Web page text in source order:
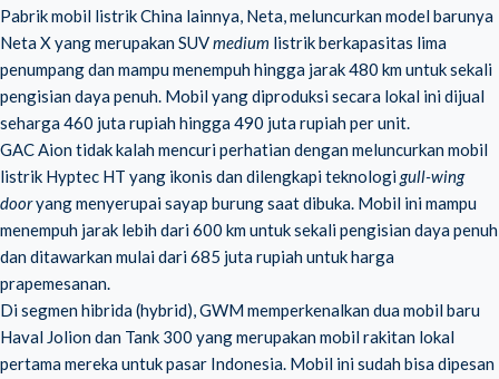
Pabrik mobil listrik China lainnya, Neta, meluncurkan model barunya
Neta X yang merupakan SUVmedium listrik berkapasitas lima
penumpang dan mampu menempuh hingga jarak 480 km untuk sekali
pengisian daya penuh. Mobil yang diproduksi secara lokal ini dijual
seharga 460 juta rupiah hingga 490 juta rupiah per unit.
GAC Aion tidak kalah mencuri perhatian dengan meluncurkan mobil
listrik Hyptec HT yang ikonis dan dilengkapi teknologigull-wing
dooryang menyerupai sayap burung saat dibuka. Mobil ini mampu
menempuh jarak lebih dari 600 km untuk sekali pengisian daya penuh
dan ditawarkan mulai dari 685 juta rupiah untuk harga
prapemesanan.
Di segmen hibrida (hybrid), GWM memperkenalkan dua mobil baru
Haval Jolion dan Tank 300 yang merupakan mobil rakitan lokal
pertama mereka untuk pasar Indonesia. Mobil ini sudah bisa dipesan